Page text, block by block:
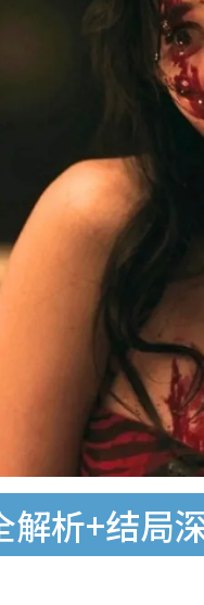
解析+结局